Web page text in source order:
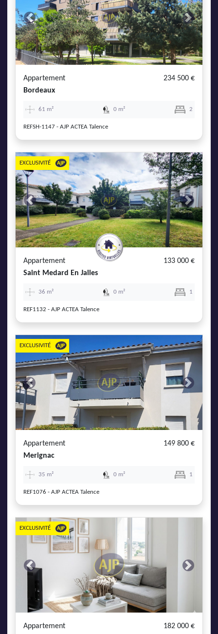
Previous Next
Appartement
234 500 €
Bordeaux
61 m² 0 m² 2
REFSH-1147 - AJP ACTEA Talence
Previous Next
EXCLUSIVITÉ
Appartement
133 000 €
Saint Medard En Jalles
36 m² 0 m² 1
REF1132 - AJP ACTEA Talence
Previous Next
EXCLUSIVITÉ
Appartement
149 800 €
Merignac
35 m² 0 m² 1
REF1076 - AJP ACTEA Talence
Previous Next
EXCLUSIVITÉ
Appartement
182 000 €